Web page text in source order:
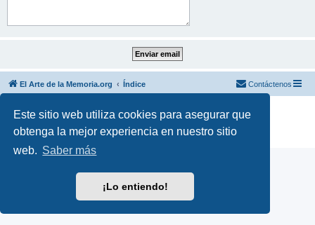
Este sitio web utiliza cookies para asegurar que
obtenga la mejor experiencia en nuestro sitio
web. Saber más
¡Lo entiendo!
El Arte de la Memoria.org Índice Contáctenos
Desarrollado por phpBB ® Forum Software © phpBB Limited
Traducción al español por
phpBB España
Privacidad|Condiciones